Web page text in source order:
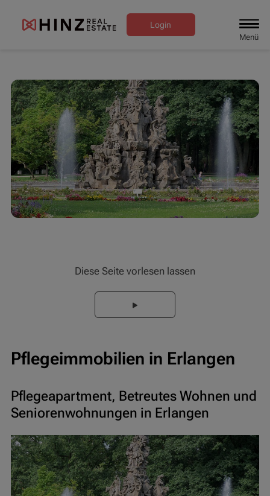
Login
Diese Seite vorlesen lassen
Pflegeimmobilien in Erlangen
Pflegeapartment, Betreutes Wohnen und
Seniorenwohnungen in Erlangen